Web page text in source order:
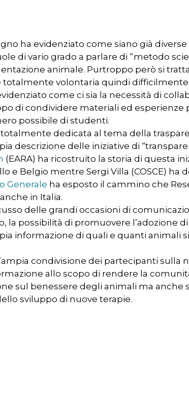
ha evidenziato come siano già
di vario grado a parlare di “metodo
animale. Purtroppo però si
totalmente volontaria quindi
come ci sia la necessità di
di condividere materiali ed esperienze
possibile di studenti.
totalmente dedicata al tema della
descrizione delle iniziative di
(EARA) ha ricostruito la storia di questa
e Belgio mentre Sergi Villa (COSCE) ha
Generale ha esposto il cammino che
in Italia.
delle grandi occasioni di
la possibilità di promuovere l’adozione
informazione di quali e quanti animali
condivisione dei partecipanti sulla
allo scopo di rendere la
sul benessere degli animali ma anche
sviluppo di nuove terapie.